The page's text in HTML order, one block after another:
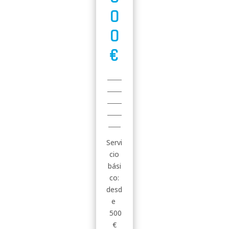
0
0
€
Servi
cio
bási
co:
desd
e
500
€